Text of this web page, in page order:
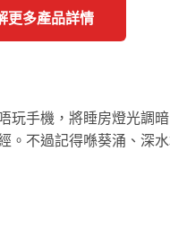
更多產品詳情
玩手機，將睡房燈光調
。不過記得喺葵涌、深